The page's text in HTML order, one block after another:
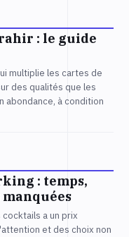
: le guide
multiplie les cartes de
des qualités que les
abondance, à condition
: temps,
a un prix
et des choix non